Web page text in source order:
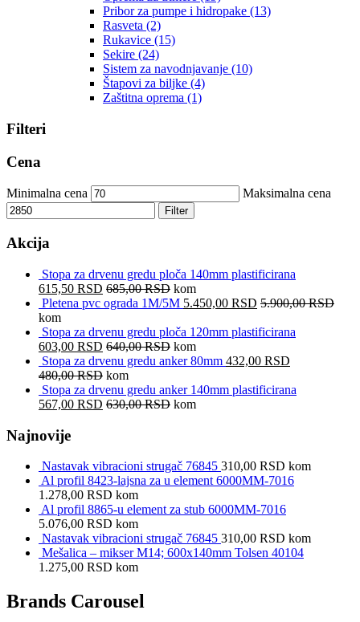
Pribor za pumpe i hidropake (13)
Rasveta (2)
Rukavice (15)
Sekire (24)
Sistem za navodnjavanje (10)
Štapovi za biljke (4)
Zaštitna oprema (1)
Filteri
Cena
Minimalna cena Maksimalna cena
Filter
Akcija
Stopa za drvenu gredu ploča 140mm plastificirana
615,50 RSD 685,00RSD kom
Pletena pvc ograda 1M/5M 5.450,00 RSD 5.900,00RSD
kom
Stopa za drvenu gredu ploča 120mm plastificirana
603,00 RSD 640,00RSD kom
Stopa za drvenu gredu anker 80mm 432,00 RSD
480,00RSD kom
Stopa za drvenu gredu anker 140mm plastificirana
567,00 RSD 630,00RSD kom
Najnovije
Nastavak vibracioni strugač 76845 310,00 RSD kom
Al profil 8423-lajsna za u element 6000MM-7016
1.278,00 RSD kom
Al profil 8865-u element za stub 6000MM-7016
5.076,00 RSD kom
Nastavak vibracioni strugač 76845 310,00 RSD kom
Mešalica – mikser M14; 600x140mm Tolsen 40104
1.275,00 RSD kom
Brands Carousel